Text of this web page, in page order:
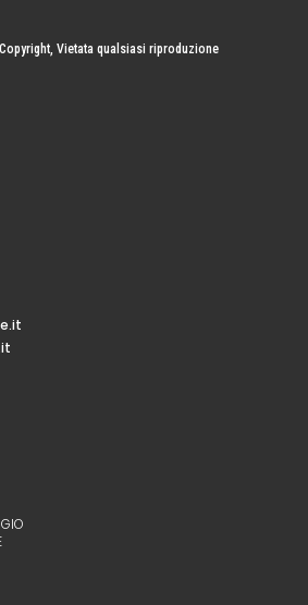
Vietata qualsiasi riproduzione